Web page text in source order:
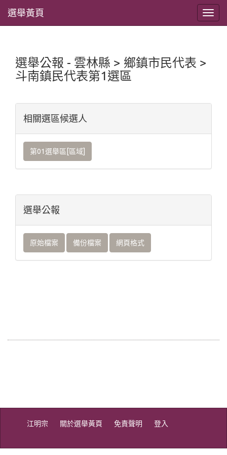
選舉黃頁
選舉公報 - 雲林縣 > 鄉鎮市民代表 >
斗南鎮民代表第1選區
相關選區候選人
第01選舉區[區域]
選舉公報
原始檔案 備份檔案 網頁格式
江明宗 關於選舉黃頁 免責聲明 登入